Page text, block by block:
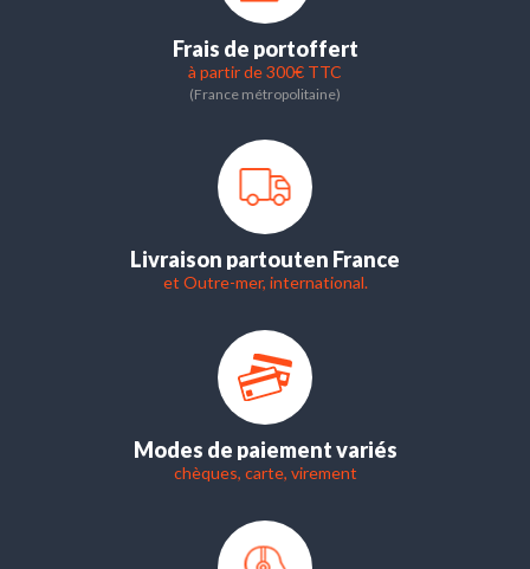
Frais de portoffert
à partir de 300€ TTC
(France métropolitaine)
Livraison partouten France
et Outre-mer, international.
Modes de paiement variés
chèques, carte, virement